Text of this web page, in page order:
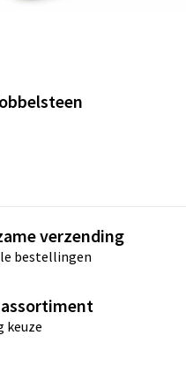
verzending
bestellingen
keuze